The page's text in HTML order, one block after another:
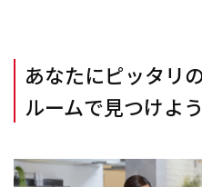
あなたにピッタリ
ルームで見つけよう